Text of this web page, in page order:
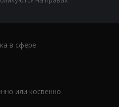
в сфере
или косвенно